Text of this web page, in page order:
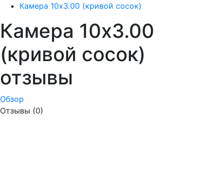
Камера 10х3.00 (кривой сосок)
Камера 10х3.00
(кривой сосок)
отзывы
Обзор
Отзывы (0)